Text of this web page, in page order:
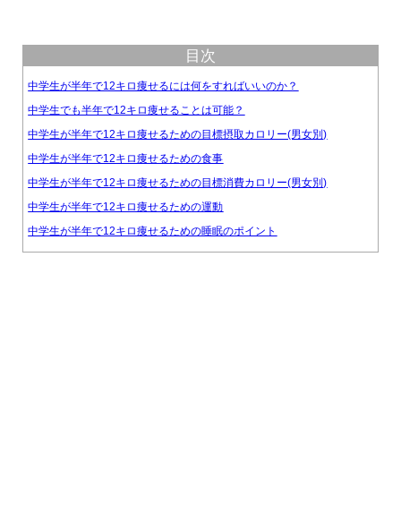
目次
中学生が半年で12キロ痩せるには何をすればいいのか？
中学生でも半年で12キロ痩せることは可能？
中学生が半年で12キロ痩せるための目標摂取カロリー(男女別)
中学生が半年で12キロ痩せるための食事
中学生が半年で12キロ痩せるための目標消費カロリー(男女別)
中学生が半年で12キロ痩せるための運動
中学生が半年で12キロ痩せるための睡眠のポイント